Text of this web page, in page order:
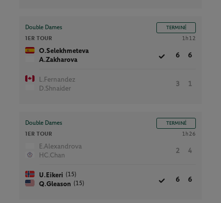
Double Dames TERMINÉ
1ER TOUR 1h12
O.Selekhmeteva
A.Zakharova
6 6
L.Fernandez
D.Shnaider
3 1
Double Dames TERMINÉ
1ER TOUR 1h26
E.Alexandrova
HC.Chan
2 4
U.Eikeri (15)
Q.Gleason (15)
6 6